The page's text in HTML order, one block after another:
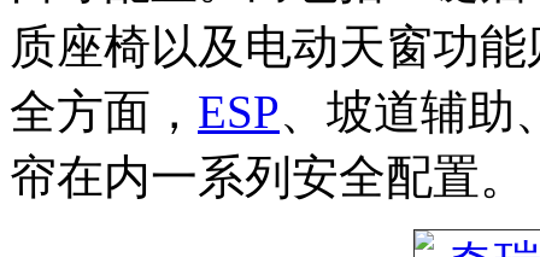
质座椅以及电动天窗功
全方面， ESP、坡道辅助
帘在内一系列安全配置。